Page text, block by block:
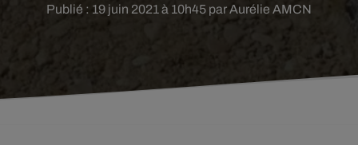
Publié : 19 juin 2021 à 10h45 par Aurélie AMCN